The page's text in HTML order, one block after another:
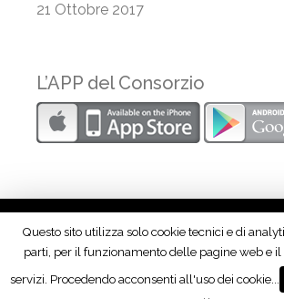
v
a
l
”
21 Ottobre 2017
L’APP del Consorzio
Seguici su Facebook!
Questo sito utilizza solo cookie tecnici e di
parti, per il funzionamento delle pagine web e
servizi. Procedendo acconsenti all'uso dei cookie...